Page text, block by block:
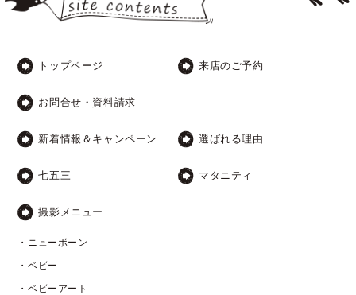
トップページ 来店のご予約
お問合せ・資料請求
新着情報＆キャンペーン 選ばれる理由
七五三 マタニティ
撮影メニュー
・ニューボーン
・ベビー
・ベビーアート